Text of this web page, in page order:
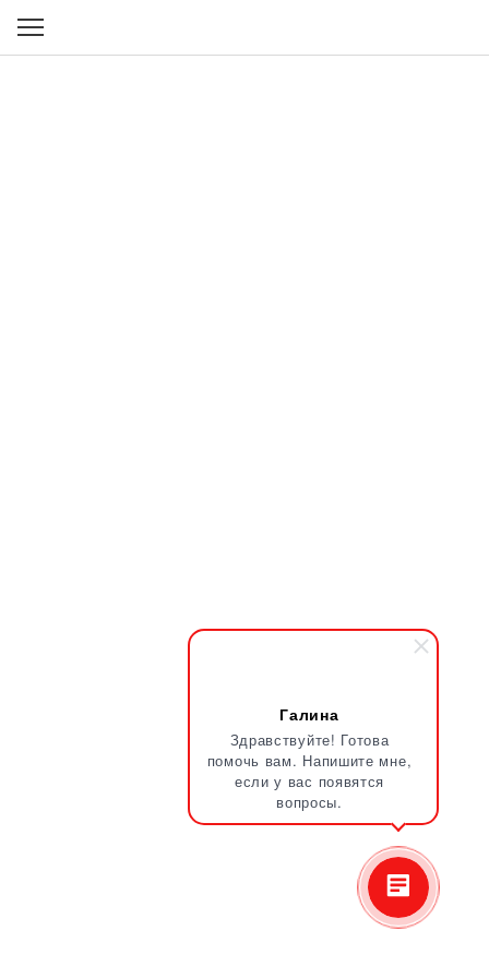
Галина
Здравствуйте! Готова
помочь вам. Напишите мне,
если у вас появятся
вопросы.